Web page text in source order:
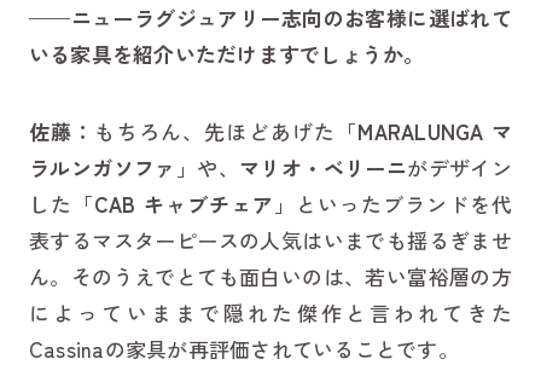
——ニューラグジュアリー志向のお客様に選ばれて
いる家具を紹介いただけますでしょうか。
佐藤： もちろん、先ほどあげた「MARALUNGA マ
ラルンガソファ 」や、 マリオ・ベリーニがデザイン
した「CAB キャブチェア 」といったブランドを代
表するマスターピースの人気はいまでも揺るぎませ
ん。そのうえでとても面白いのは、若い富裕層の方
によっていままで隠れた傑作と言われてきた
Cassinaの家具が再評価されていることです。